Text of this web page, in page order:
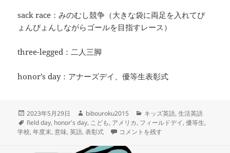
sack race：みのむし競争（大きな袋に両足を入れてぴ
ょんぴょんしながらゴールを目指すレース）
three-legged：二人三脚
honor’s day：アナーズデイ、優等生表彰式
投
稿
日:
2023年5月29日
作
成
者
bibouroku2015
カ
テ
ゴ
キッズ英語,生活英語
タ
グ
field day, honor's day, こども, アメリカ, フィールドデイ,優等生,
学校,年度末,意味,英語,表彰式 ―honor’s day―優等生表彰日 に
コメントを残す